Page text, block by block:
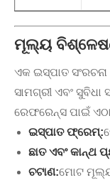
ମୂଲ୍ୟ
ଏକ ଇସ୍ପାତ
ସାମଗ୍ରୀ ଏବଂ
ରେଫରେନ୍ସ ପାଇଁ
ଇସ୍ପାତ ଫ୍ରେମ୍:
ଛାତ ଏବଂ କାନ୍ଥ
ଚଟାଣ:ମୋଟ